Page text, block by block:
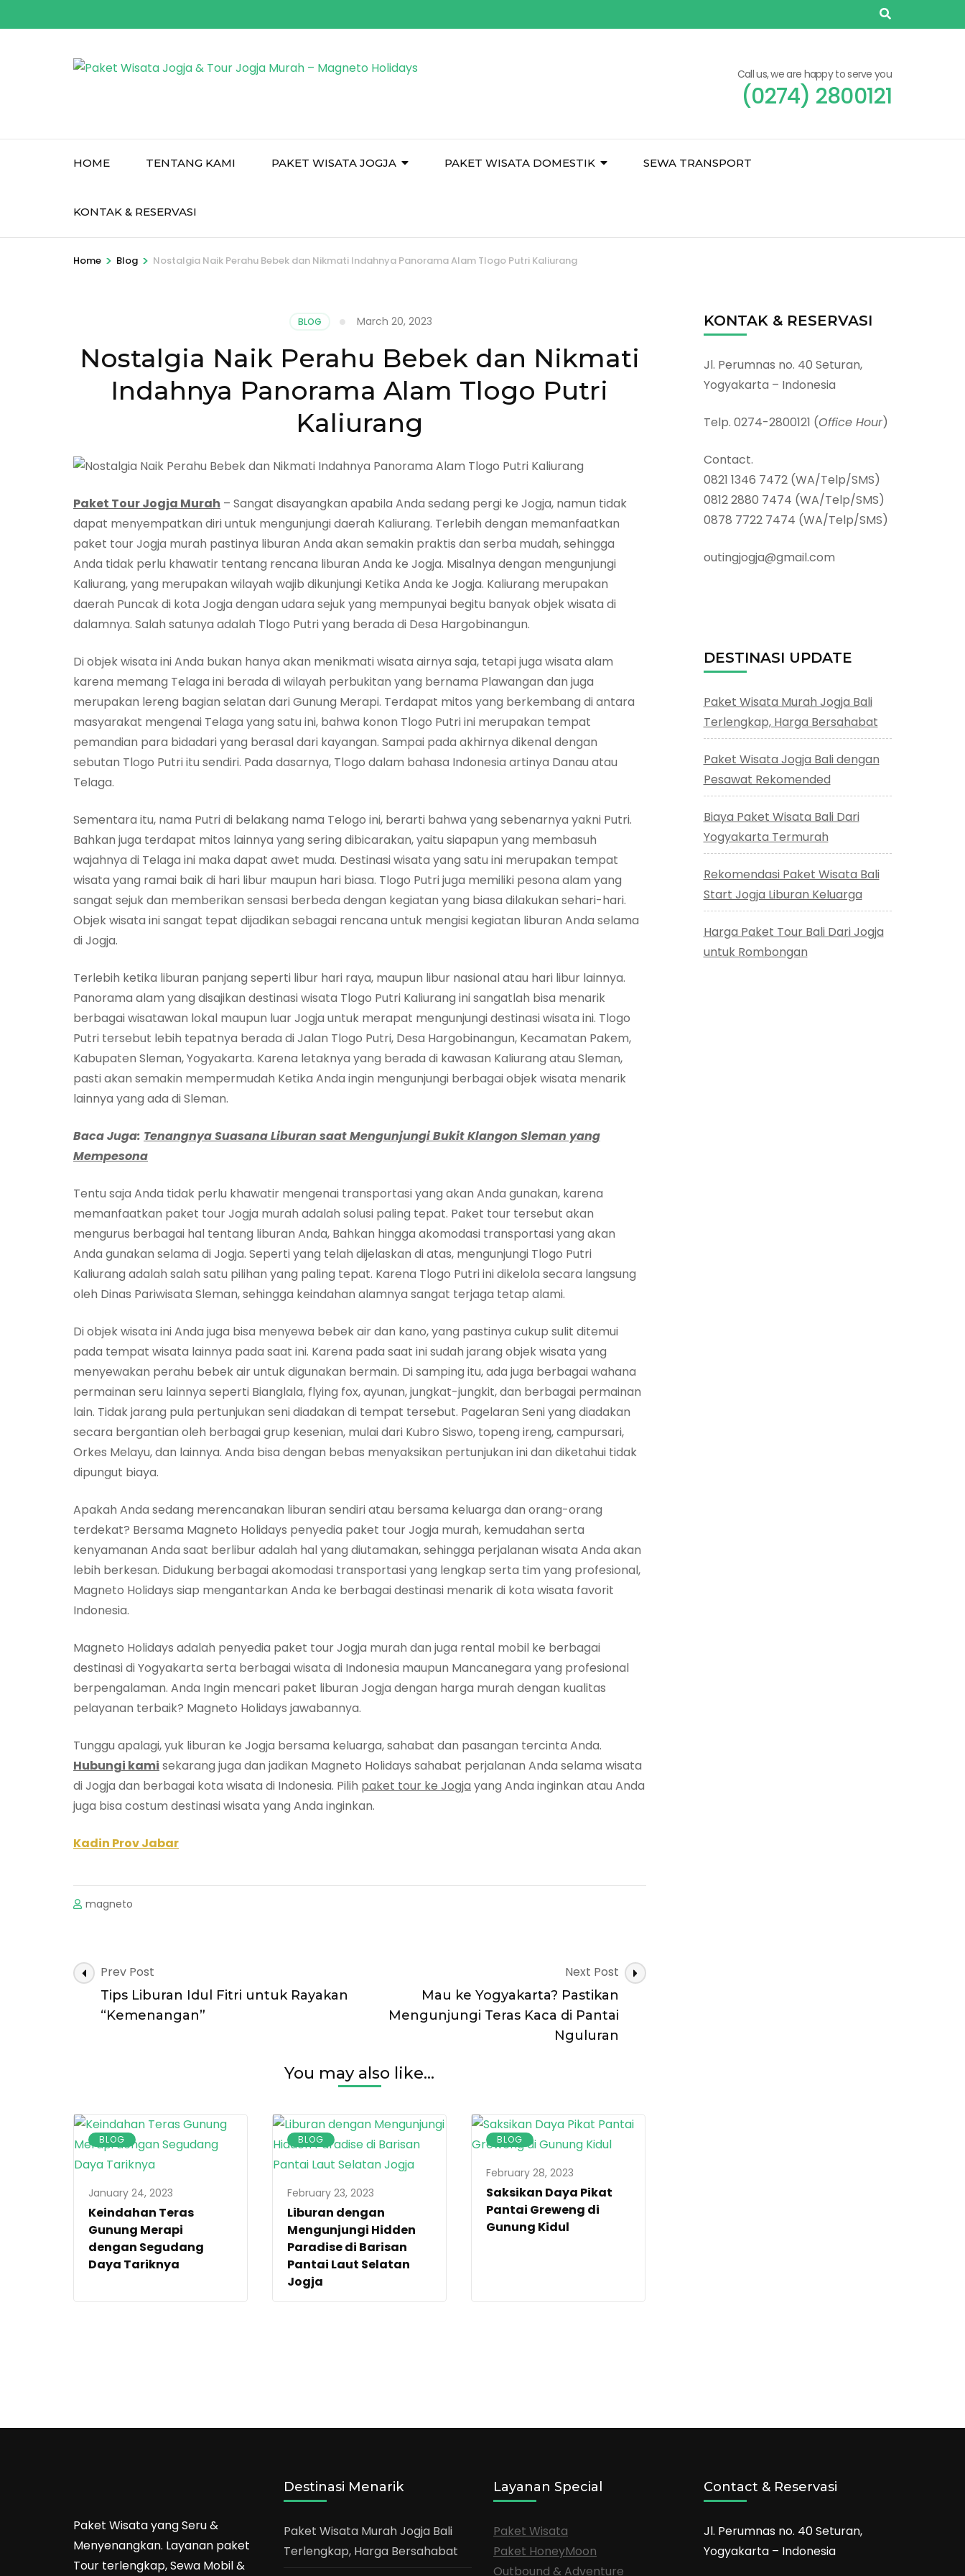
to
Call us, we are happy to serve you
(0274) 2800121
HOME TENTANG KAMI PAKET WISATA JOGJA PAKET WISATA DOMESTIK SEWA TRANSPORT
KONTAK & RESERVASI
Home > Blog > Nostalgia Naik Perahu Bebek dan Nikmati Indahnya Panorama Alam Tlogo Putri Kaliurang
BLOG March 20, 2023
Nostalgia Naik Perahu Bebek dan Nikmati
Indahnya Panorama Alam Tlogo Putri
Kaliurang
Paket Tour Jogja Murah – Sangat disayangkan apabila Anda sedang pergi ke Jogja, namun tidak
dapat menyempatkan diri untuk mengunjungi daerah Kaliurang. Terlebih dengan memanfaatkan
paket tour Jogja murah pastinya liburan Anda akan semakin praktis dan serba mudah, sehingga
Anda tidak perlu khawatir tentang rencana liburan Anda ke Jogja. Misalnya dengan mengunjungi
Kaliurang, yang merupakan wilayah wajib dikunjungi Ketika Anda ke Jogja. Kaliurang merupakan
daerah Puncak di kota Jogja dengan udara sejuk yang mempunyai begitu banyak objek wisata di
dalamnya. Salah satunya adalah Tlogo Putri yang berada di Desa Hargobinangun.
Di objek wisata ini Anda bukan hanya akan menikmati wisata airnya saja, tetapi juga wisata alam
karena memang Telaga ini berada di wilayah perbukitan yang bernama Plawangan dan juga
merupakan lereng bagian selatan dari Gunung Merapi. Terdapat mitos yang berkembang di antara
masyarakat mengenai Telaga yang satu ini, bahwa konon Tlogo Putri ini merupakan tempat
pemandian para bidadari yang berasal dari kayangan. Sampai pada akhirnya dikenal dengan
sebutan Tlogo Putri itu sendiri. Pada dasarnya, Tlogo dalam bahasa Indonesia artinya Danau atau
Telaga.
Sementara itu, nama Putri di belakang nama Telogo ini, berarti bahwa yang sebenarnya yakni Putri.
Bahkan juga terdapat mitos lainnya yang sering dibicarakan, yaitu siapapun yang membasuh
wajahnya di Telaga ini maka dapat awet muda. Destinasi wisata yang satu ini merupakan tempat
wisata yang ramai baik di hari libur maupun hari biasa. Tlogo Putri juga memiliki pesona alam yang
sangat sejuk dan memberikan sensasi berbeda dengan kegiatan yang biasa dilakukan sehari-hari.
Objek wisata ini sangat tepat dijadikan sebagai rencana untuk mengisi kegiatan liburan Anda selama
di Jogja.
Terlebih ketika liburan panjang seperti libur hari raya, maupun libur nasional atau hari libur lainnya.
Panorama alam yang disajikan destinasi wisata Tlogo Putri Kaliurang ini sangatlah bisa menarik
berbagai wisatawan lokal maupun luar Jogja untuk merapat mengunjungi destinasi wisata ini. Tlogo
Putri tersebut lebih tepatnya berada di Jalan Tlogo Putri, Desa Hargobinangun, Kecamatan Pakem,
Kabupaten Sleman, Yogyakarta. Karena letaknya yang berada di kawasan Kaliurang atau Sleman,
pasti akan semakin mempermudah Ketika Anda ingin mengunjungi berbagai objek wisata menarik
lainnya yang ada di Sleman.
Baca Juga: Tenangnya Suasana Liburan saat Mengunjungi Bukit Klangon Sleman yang
Mempesona
Tentu saja Anda tidak perlu khawatir mengenai transportasi yang akan Anda gunakan, karena
memanfaatkan paket tour Jogja murah adalah solusi paling tepat. Paket tour tersebut akan
mengurus berbagai hal tentang liburan Anda, Bahkan hingga akomodasi transportasi yang akan
Anda gunakan selama di Jogja. Seperti yang telah dijelaskan di atas, mengunjungi Tlogo Putri
Kaliurang adalah salah satu pilihan yang paling tepat. Karena Tlogo Putri ini dikelola secara langsung
oleh Dinas Pariwisata Sleman, sehingga keindahan alamnya sangat terjaga tetap alami.
Di objek wisata ini Anda juga bisa menyewa bebek air dan kano, yang pastinya cukup sulit ditemui
pada tempat wisata lainnya pada saat ini. Karena pada saat ini sudah jarang objek wisata yang
menyewakan perahu bebek air untuk digunakan bermain. Di samping itu, ada juga berbagai wahana
permainan seru lainnya seperti Bianglala, flying fox, ayunan, jungkat-jungkit, dan berbagai permainan
lain. Tidak jarang pula pertunjukan seni diadakan di tempat tersebut. Pagelaran Seni yang diadakan
secara bergantian oleh berbagai grup kesenian, mulai dari Kubro Siswo, topeng ireng, campursari,
Orkes Melayu, dan lainnya. Anda bisa dengan bebas menyaksikan pertunjukan ini dan diketahui tidak
dipungut biaya.
Apakah Anda sedang merencanakan liburan sendiri atau bersama keluarga dan orang-orang
terdekat? Bersama Magneto Holidays penyedia paket tour Jogja murah, kemudahan serta
kenyamanan Anda saat berlibur adalah hal yang diutamakan, sehingga perjalanan wisata Anda akan
lebih berkesan. Didukung berbagai akomodasi transportasi yang lengkap serta tim yang profesional,
Magneto Holidays siap mengantarkan Anda ke berbagai destinasi menarik di kota wisata favorit
Indonesia.
Magneto Holidays adalah penyedia paket tour Jogja murah dan juga rental mobil ke berbagai
destinasi di Yogyakarta serta berbagai wisata di Indonesia maupun Mancanegara yang profesional
berpengalaman. Anda Ingin mencari paket liburan Jogja dengan harga murah dengan kualitas
pelayanan terbaik? Magneto Holidays jawabannya.
Tunggu apalagi, yuk liburan ke Jogja bersama keluarga, sahabat dan pasangan tercinta Anda.
Hubungi kami sekarang juga dan jadikan Magneto Holidays sahabat perjalanan Anda selama wisata
di Jogja dan berbagai kota wisata di Indonesia. Pilih paket tour ke Jogja yang Anda inginkan atau Anda
juga bisa costum destinasi wisata yang Anda inginkan.
Kadin Prov Jabar
magneto
Post
Navigation
Prev Post
Tips Liburan Idul Fitri untuk Rayakan
“Kemenangan”
Next Post
Mau ke Yogyakarta? Pastikan
Mengunjungi Teras Kaca di Pantai
Nguluran
You may also like...
BLOG
January 24, 2023
Keindahan Teras
Gunung Merapi
dengan Segudang
Daya Tariknya
BLOG
February 23, 2023
Liburan dengan
Mengunjungi Hidden
Paradise di Barisan
Pantai Laut Selatan
Jogja
BLOG
February 28, 2023
Saksikan Daya Pikat
Pantai Greweng di
Gunung Kidul
KONTAK & RESERVASI
Jl. Perumnas no. 40 Seturan,
Yogyakarta – Indonesia
Telp. 0274-2800121 (Office Hour)
Contact.
0821 1346 7472 (WA/Telp/SMS)
0812 2880 7474 (WA/Telp/SMS)
0878 7722 7474 (WA/Telp/SMS)
outingjogja@gmail.com
DESTINASI UPDATE
Paket Wisata Murah Jogja Bali
Terlengkap, Harga Bersahabat
Paket Wisata Jogja Bali dengan
Pesawat Rekomended
Biaya Paket Wisata Bali Dari
Yogyakarta Termurah
Rekomendasi Paket Wisata Bali
Start Jogja Liburan Keluarga
Harga Paket Tour Bali Dari Jogja
untuk Rombongan
Paket Wisata yang Seru &
Menyenangkan. Layanan paket
Tour terlengkap, Sewa Mobil &
Destinasi Menarik
Paket Wisata Murah Jogja Bali
Terlengkap, Harga Bersahabat
Layanan Special
Paket Wisata
Paket HoneyMoon
Outbound & Adventure
Contact & Reservasi
Jl. Perumnas no. 40 Seturan,
Yogyakarta – Indonesia